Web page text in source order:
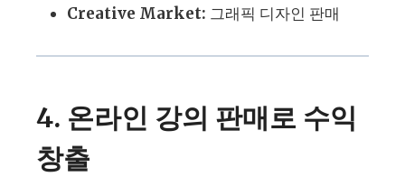
Creative Market: 그래픽 디자인 판매
4. 온라인 강의 판매로 수익
창출